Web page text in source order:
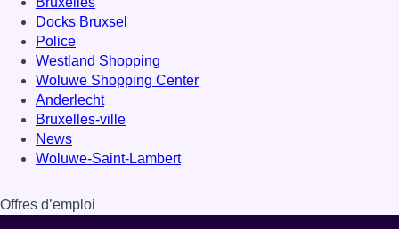
Docks Bruxsel
Police
Westland Shopping
Woluwe Shopping Center
Anderlecht
Bruxelles-ville
News
Woluwe-Saint-Lambert
Offres d’emploi